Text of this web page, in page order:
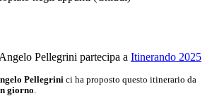
Pellegrini partecipa a Itinerando 2025
Pellegrini ci ha proposto questo itinerario da
giorno.